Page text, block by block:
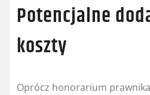
Potencjalne
koszty
Oprócz honorarium